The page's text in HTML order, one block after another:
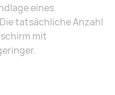
eines
tatsächliche Anzahl
mit